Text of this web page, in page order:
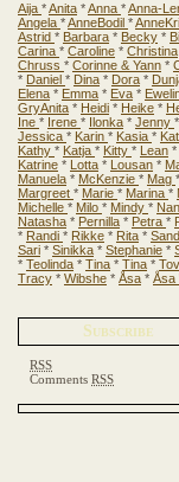
Aija *Anita *Anna *Anna-
Angela *AnneBodil *
Astrid * Barbara * Becky *
Carina * Caroline * Christina
Chruss * Corinne & Yann *
* Daniel * Dina * Dora *
Elena * Emma * Eva *
GryAnita * Heidi * Heike *
Ine * Irene * Ilonka * Jenny *
Jessica * Karin * Kasia *
Kathy * Katja * Kitty * Lean *
Katrine * Lotta * Lousan *
Manuela * McKenzie * Mag *
Margreet * Marie * Marina *
Michelle * Milo * Mindy *
Natasha * Pernilla * Petra *
* Randi * Rikke * Rita *
Sari * Sinikka * Stephanie *
* Teolinda * Tina * Tina *
Tracy * Wibshe * Åsa * Åsa
Subscribe
RSS
Comments RSS